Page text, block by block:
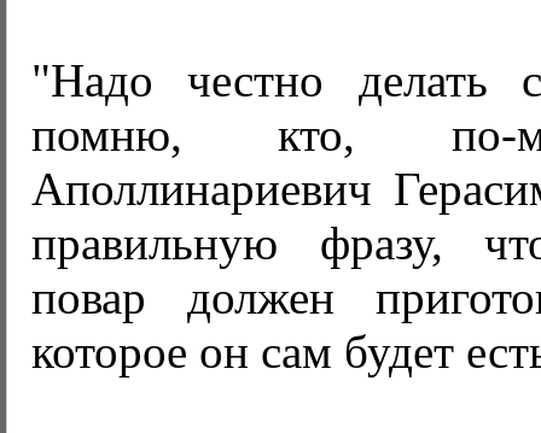
"Надо честно делать
помню, кто, по-
Аполлинариевич
правильную фразу,
повар должен
которое он сам будет